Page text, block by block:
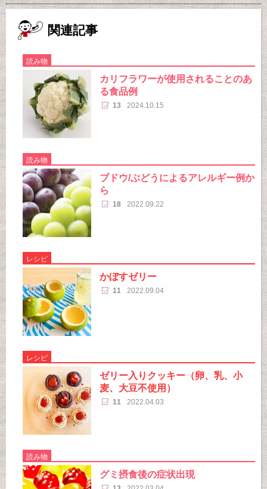
関連記事
読み物
カリフラワーが使用されることのあ
る食品例
13 2024.10.15
読み物
ブドウ/ぶどうによるアレルギー例か
ら
18 2022.09.22
レシピ
かぼすゼリー
11 2022.09.04
レシピ
ゼリー入りクッキー（卵、乳、小
麦、大豆不使用）
11 2022.04.03
読み物
グミ摂食後の症状出現